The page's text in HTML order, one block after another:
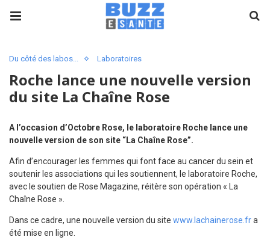
Du côté des labos... Laboratoires
Roche lance une nouvelle version
du site La Chaîne Rose
A l’occasion d’Octobre Rose, le laboratoire Roche lance une
nouvelle version de son site “La Chaîne Rose”.
Afin d’encourager les femmes qui font face au cancer du sein et
soutenir les associations qui les soutiennent, le laboratoire Roche,
avec le soutien de Rose Magazine, réitère son opération « La
Chaîne Rose ».
Dans ce cadre, une nouvelle version du site www.lachainerose.fra
été mise en ligne.